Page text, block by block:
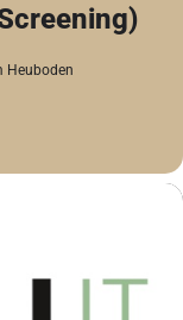
Heuboden